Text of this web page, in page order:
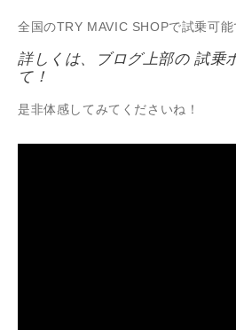
全国のTRY MAVIC SHOPで試乗可能
詳しくは、ブログ上部の試乗
て！
是非体感してみてくださいね！